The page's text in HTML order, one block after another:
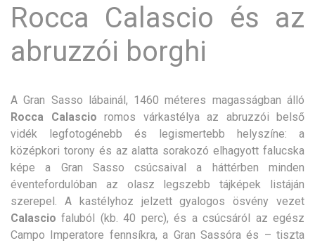
Rocca Calascio és az
abruzzói borghi
A Gran Sasso lábainál, 1460 méteres magasságban álló
Rocca Calascio romos várkastélya az abruzzói belső
vidék legfotogénebb és legismertebb helyszíne: a
középkori torony és az alatta sorakozó elhagyott falucska
képe a Gran Sasso csúcsaival a háttérben minden
éventefordulóban az olasz legszebb tájképek listáján
szerepel. A kastélyhoz jelzett gyalogos ösvény vezet
Calascio faluból (kb. 40 perc), és a csúcsáról az egész
Campo Imperatore fennsíkra, a Gran Sassóra és – tiszta